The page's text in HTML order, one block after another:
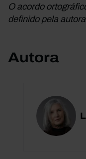
O acordo
definido pela
Autora